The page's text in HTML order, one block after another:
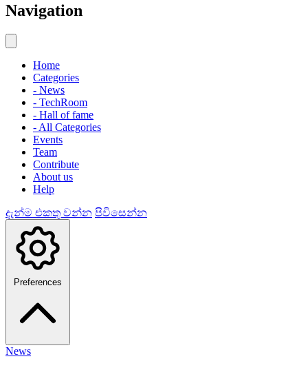
Navigation
Home
Categories
- News
- TechRoom
- Hall of fame
- All Categories
Events
Team
Contribute
About us
Help
දැන්ම එකතු වන්න පිවිසෙන්න
Preferences
News